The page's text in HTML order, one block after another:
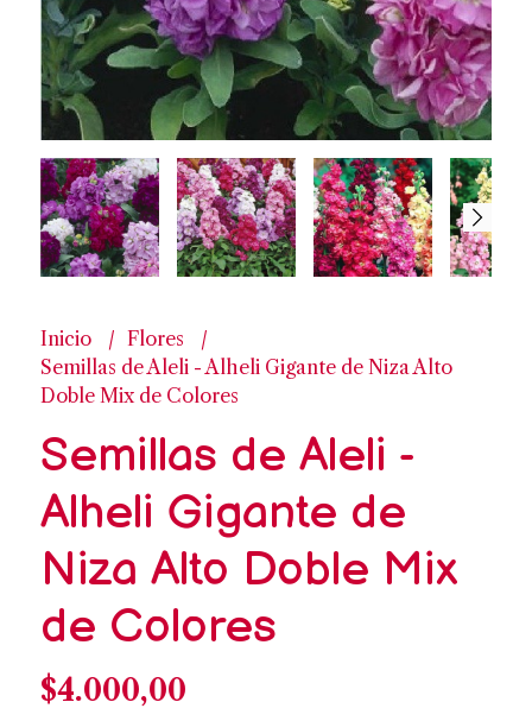
Inicio
Flores
Semillas de Aleli - Alheli Gigante de Niza Alto
Doble Mix de Colores
Semillas de Aleli -
Alheli Gigante de
Niza Alto Doble Mix
de Colores
$4.000,00